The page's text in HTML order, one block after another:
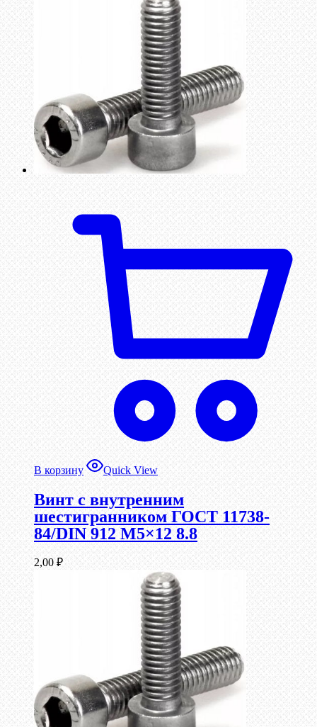
В корзину Quick View
Винт c внутренним
шестигранником ГОСТ 11738-
84/DIN 912 М5×12 8.8
2,00 ₽